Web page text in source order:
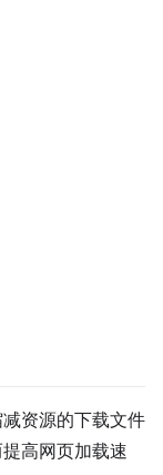
资源的下载文件
高网页加载速